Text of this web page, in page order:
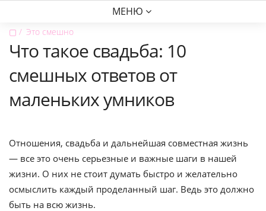
МЕНЮ
▢ Это смешно
Что такое свадьба: 10
смешных ответов от
маленьких умников
Отношения, свадьба и дальнейшая совместная жизнь
— все это очень серьезные и важные шаги в нашей
жизни. О них не стоит думать быстро и желательно
осмыслить каждый проделанный шаг. Ведь это должно
быть на всю жизнь.